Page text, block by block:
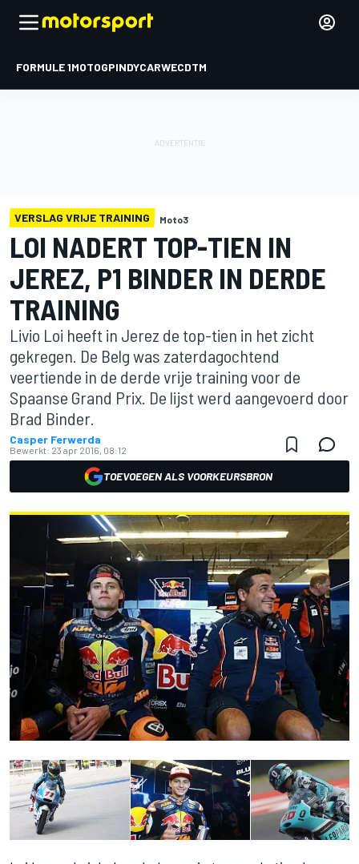
FORMULE 1MOTOGPINDYCARWECDTM
VERSLAG VRIJE TRAINING Moto3
LOI NADERT TOP-TIEN IN
JEREZ, P1 BINDER IN DERDE
TRAINING
Livio Loi heeft in Jerez de top-tien in het zicht
gekregen. De Belg was zaterdagochtend
veertiende in de derde vrije training voor de
Spaanse Grand Prix. De lijst werd aangevoerd door
Brad Binder.
Casper Ferwerda
Bewerkt: 23 apr 2016, 08:12
TOEVOEGEN ALS VOORKEURSBRON